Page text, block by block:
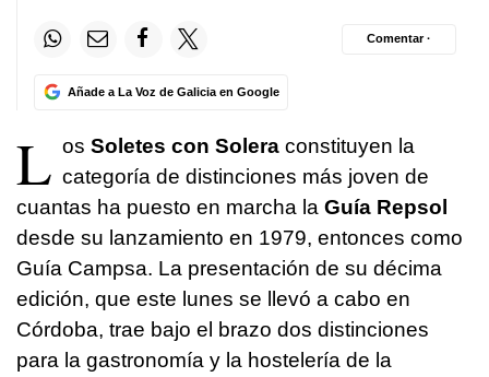
Añade a La Voz de Galicia en Google
Comentar ·
L os Soletes con Solera constituyen la
categoría de distinciones más joven de
cuantas ha puesto en marcha la Guía Repsol
desde su lanzamiento en 1979, entonces como
Guía Campsa. La presentación de su décima
edición, que este lunes se llevó a cabo en
Córdoba, trae bajo el brazo dos distinciones
para la gastronomía y la hostelería de la